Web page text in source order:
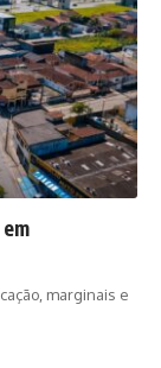
marginais e